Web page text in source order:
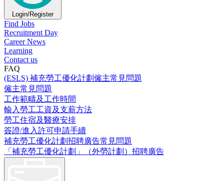
Login/Register
Find Jobs
Recruitment Day
Career News
Learning
Contact us
FAQ
(ESLS) 補充勞工優化計劃僱主常見問題
僱主常見問題
工作範疇及工作時間
輸入勞工工資及支薪方法
勞工住宿及醫療安排
簽證/進入許可申請手續
補充勞工優化計劃招聘廣告常見問題
「補充勞工優化計劃」（外勞計劃）招聘廣告